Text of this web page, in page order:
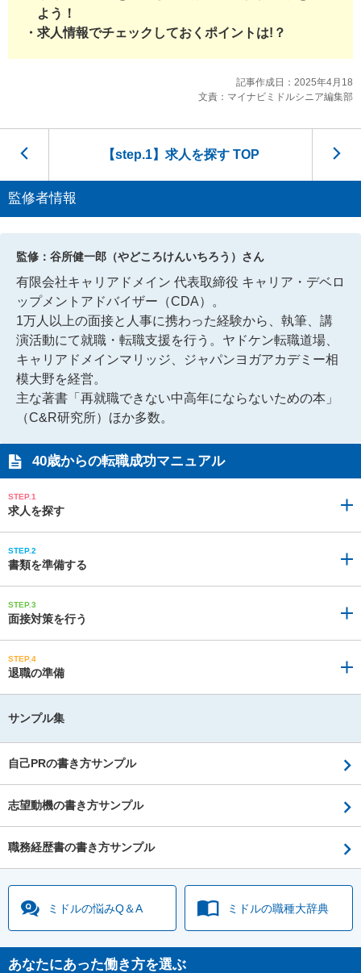
よう！
求人情報でチェックしておくポイントは!？
記事作成日：2025年4月18
文責：マイナビミドルシニア編集部
【step.1】 求人を探す TOP
監修者情報
監修：谷所健一郎（やどころけんいちろう）さん
有限会社キャリアドメイン 代表取締役 キャリア・デベロ
ップメントアドバイザー（CDA）。
1万人以上の面接と人事に携わった経験から、執筆、講
演活動にて就職・転職支援を行う。ヤドケン転職道場、
キャリアドメインマリッジ、ジャパンヨガアカデミー相
模大野を経営。
主な著書「再就職できない中高年にならないための本」
（C&R研究所）ほか多数。
40歳からの転職成功マニュアル
STEP.1
求人を探す
STEP.2
書類を準備する
STEP.3
面接対策を行う
STEP.4
退職の準備
サンプル集
自己PRの書き方サンプル
志望動機の書き方サンプル
職務経歴書の書き方サンプル
ミドルの悩みQ＆A ミドルの職種大辞典
あなたにあった働き方を選ぶ